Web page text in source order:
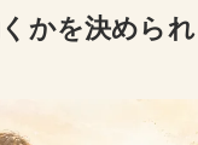
かを決めら